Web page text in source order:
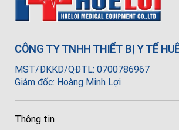
CÔNG TY TNHH THIẾT BỊ Y TẾ
MST/ĐKKD/QĐTL: 0700786967
Giám đốc: Hoàng Minh Lợi
Thông tin